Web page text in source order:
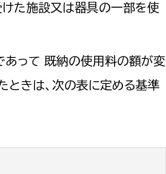
た施設又は器具の一部を使
あって 既納の使用料の額が変
きは、次の表に定める基準